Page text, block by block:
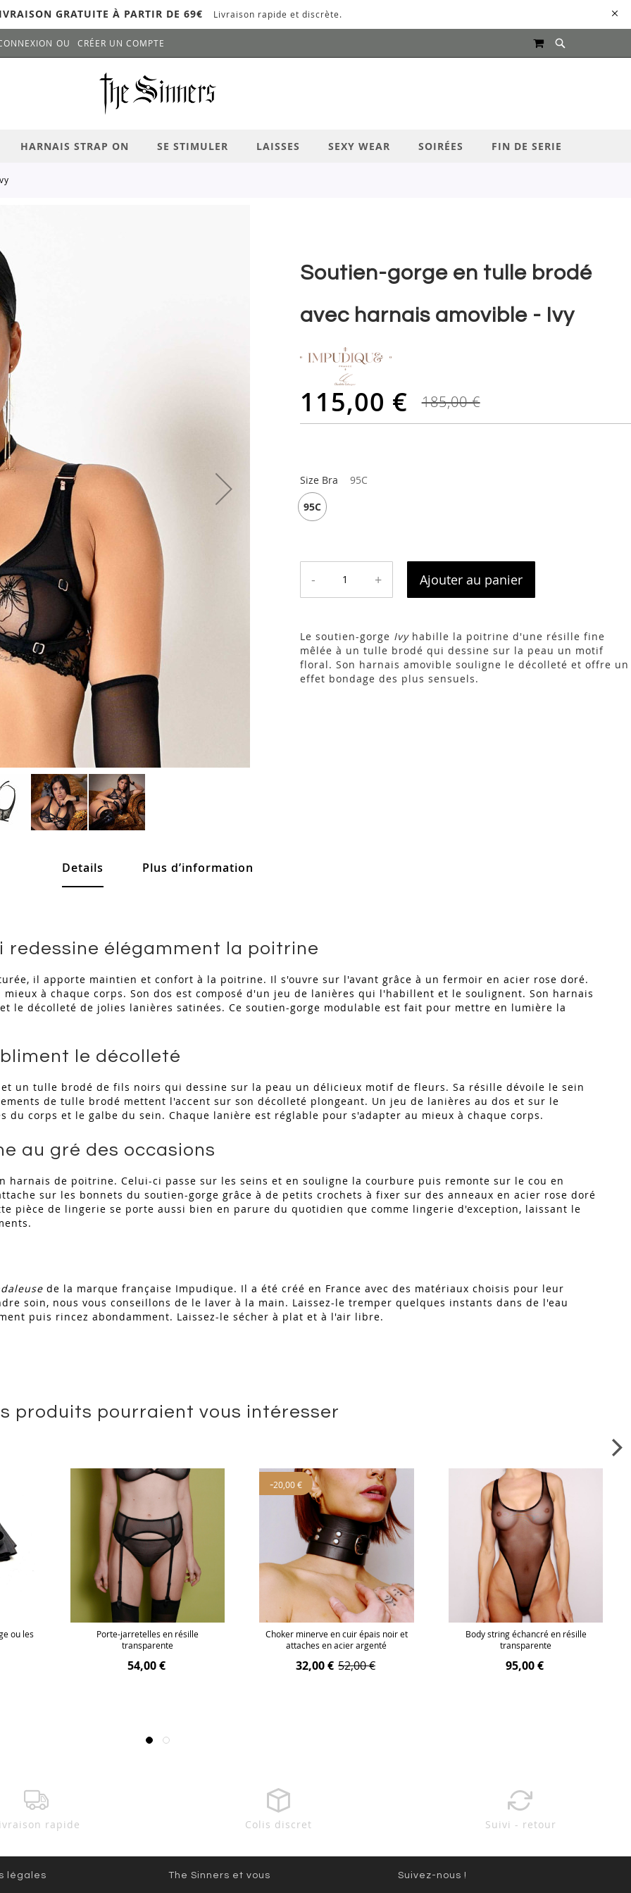
GRATUITE À PARTIR DE 69€ Livraison rapide et discrète.
CRÉER UN COMPTE
LA RECHERCHE # APPUYEZ SUR LA TOUCHE "ENTRER" POUR LANCER LA RECHERCHE
MON PANIER
HARNAIS STRAP ON SE STIMULER LAISSES SEXY WEAR SOIRÉES FIN DE SERIE
Soutien-gorge en tulle brodé
avec harnais amovible - Ivy
115,00 € 185,00 €
Size Bra
95C
95C
- + Ajouter au panier
Le soutien-gorge Ivyhabille la poitrine d'une résille fine
mêlée à un tulle brodé qui dessine sur la peau un motif
floral. Son harnais amovible souligne le décolleté et offre un
effet bondage des plus sensuels.
Details
élégamment la poitrine
il apporte maintien et confort à la poitrine. Il s'ouvre sur l'avant grâce à un fermoir en acier rose doré.
à chaque corps. Son dos est composé d'un jeu de lanières qui l'habillent et le soulignent. Son harnais
le décolleté de jolies lanières satinées. Ce soutien-gorge modulable est fait pour mettre en lumière la
le décolleté
un tulle brodé de fils noirs qui dessine sur la peau un délicieux motif de fleurs. Sa résille dévoile le sein
de tulle brodé mettent l'accent sur son décolleté plongeant. Un jeu de lanières au dos et sur le
corps et le galbe du sein. Chaque lanière est réglable pour s'adapter au mieux à chaque corps.
au gré des occasions
harnais de poitrine. Celui-ci passe sur les seins et en souligne la courbure puis remonte sur le cou en
sur les bonnets du soutien-gorge grâce à de petits crochets à fixer sur des anneaux en acier rose doré
pièce de lingerie se porte aussi bien en parure du quotidien que comme lingerie d'exception, laissant le
de la marque française Impudique. Il a été créé en France avec des matériaux choisis pour leur
soin, nous vous conseillons de le laver à la main. Laissez-le tremper quelques instants dans de l'eau
puis rincez abondamment. Laissez-le sécher à plat et à l'air libre.
Plus d’information
produits pourraient vous intéresser
ou les
Porte-jarretelles en résille
transparente
54,00 €
-20,00 €
Choker minerve en cuir épais noir et
attaches en acier argenté
32,00 € 52,00 €
Body string échancré en résille
transparente
95,00 €
rapide Colis discret Suivi - retour
légales The Sinners et vous Suivez-nous !